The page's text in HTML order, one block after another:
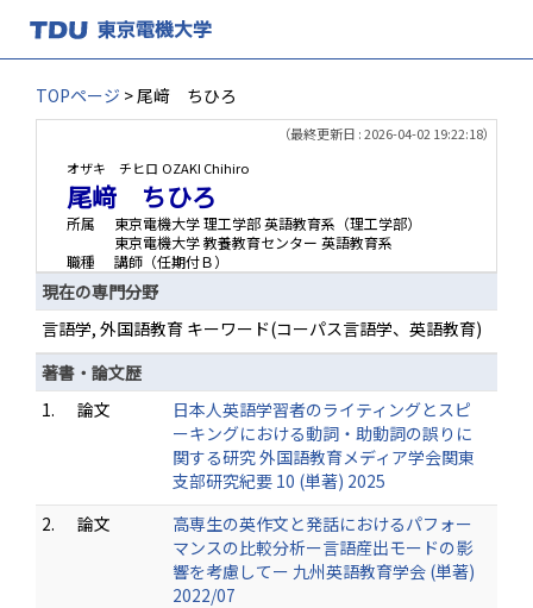
TOPページ > 尾﨑 ちひろ
（最終更新日 : 2026-04-02 19:22:18）
オザキ チヒロ OZAKI Chihiro
尾﨑 ちひろ
所属
東京電機大学 理工学部 英語教育系（理工学部）
東京電機大学 教養教育センター 英語教育系
職種
講師（任期付Ｂ）
現在の専門分野
言語学, 外国語教育 キーワード(コーパス言語学、英語教育)
著書・論文歴
1.
論文
日本人英語学習者のライティングとスピ
ーキングにおける動詞・助動詞の誤りに
関する研究 外国語教育メディア学会関東
支部研究紀要 10 (単著) 2025
2.
論文
高専生の英作文と発話におけるパフォー
マンスの比較分析ー言語産出モードの影
響を考慮してー 九州英語教育学会 (単著)
2022/07